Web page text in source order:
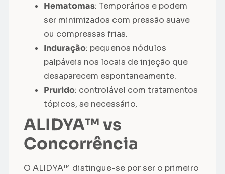
Hematomas: Temporários e podem
ser minimizados com pressão suave
ou compressas frias.
Induração: pequenos nódulos
palpáveis nos locais de injeção que
desaparecem espontaneamente.
Prurido: controlável com tratamentos
tópicos, se necessário.
ALIDYA™ vs
Concorrência
O ALIDYA™ distingue-se por ser o primeiro